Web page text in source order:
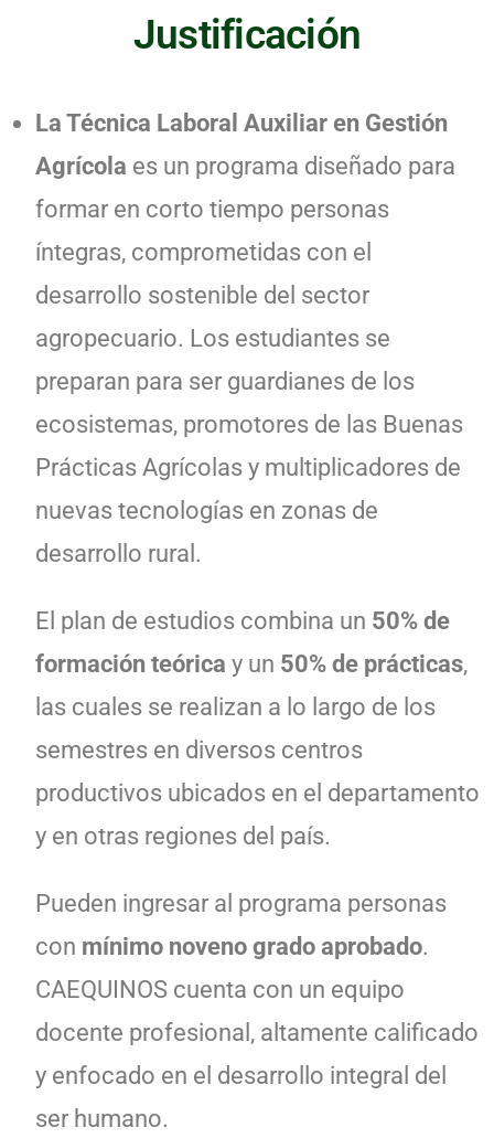
Justificación
La Técnica Laboral Auxiliar en Gestión
Agrícola es un programa diseñado para
formar en corto tiempo personas
íntegras, comprometidas con el
desarrollo sostenible del sector
agropecuario. Los estudiantes se
preparan para ser guardianes de los
ecosistemas, promotores de las Buenas
Prácticas Agrícolas y multiplicadores de
nuevas tecnologías en zonas de
desarrollo rural.
El plan de estudios combina un 50% de
formación teórica y un 50% de prácticas,
las cuales se realizan a lo largo de los
semestres en diversos centros
productivos ubicados en el departamento
y en otras regiones del país.
Pueden ingresar al programa personas
con mínimo noveno grado aprobado.
CAEQUINOS cuenta con un equipo
docente profesional, altamente calificado
y enfocado en el desarrollo integral del
ser humano.